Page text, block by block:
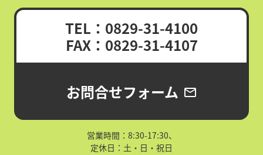
TEL：0829-31-4100
FAX：0829-31-4107
お問合せフォーム mail_outline
営業時間：8:30-17:30、
定休日：土・日・祝日